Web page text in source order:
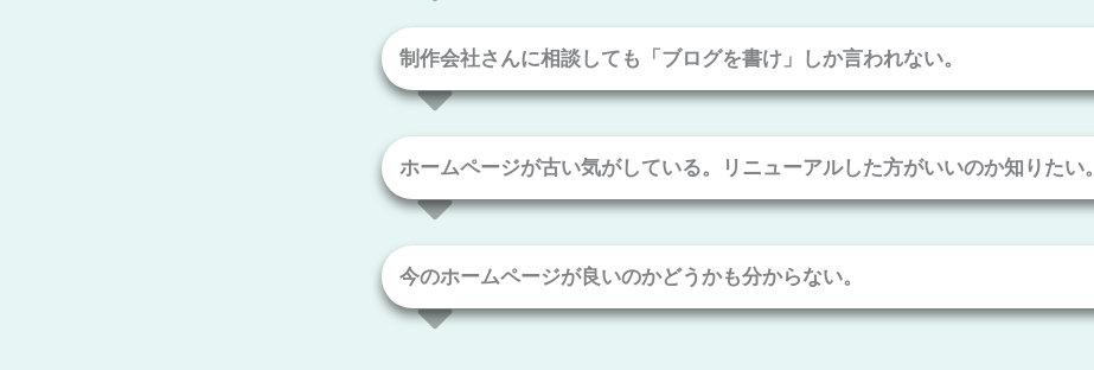
制作会社さんに相談しても「ブログを書け」しか言われない。
ホームページが古い気がしている。リニューアルした方がいいのか知りたい。
今のホームページが良いのかどうかも分からない。